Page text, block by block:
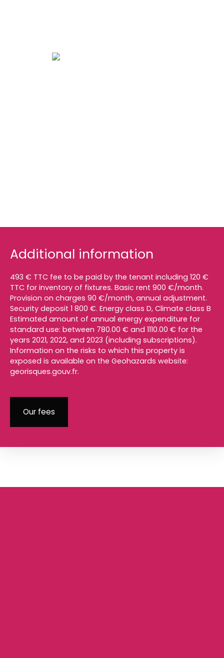
Additional information
493 € TTC fee to be paid by the tenant including 120 €
TTC for inventory of fixtures. Basic rent 900 €/month.
Provision on charges 90 €/month, annual adjustment.
Security deposit 1 800 €. Energy class D, Climate class B
Estimated amount of annual energy expenditure for
standard use: between 780.00 € and 1110.00 € for the
years 2021, 2022, and 2023 (including subscriptions).
Information on the risks to which this property is
exposed is available on the Geohazards website:
georisques.gouv.fr.
Our fees